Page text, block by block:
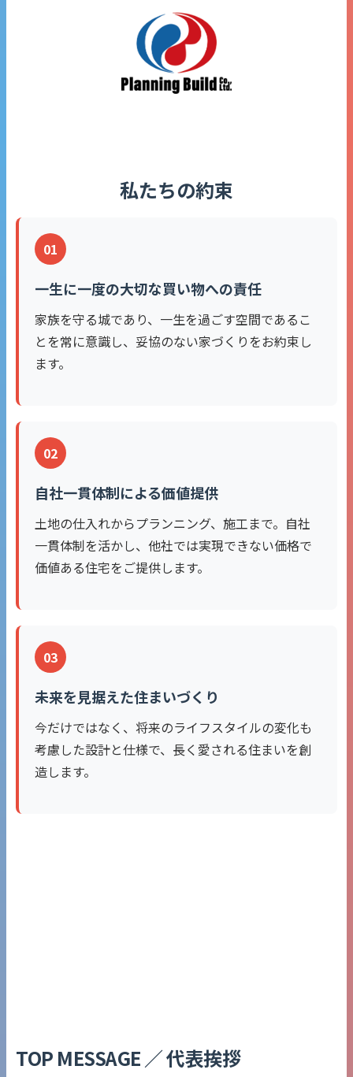
私たちの約束
01
一生に一度の大切な買い物への責任
家族を守る城であり、一生を過ごす空間であるこ
とを常に意識し、妥協のない家づくりをお約束し
ます。
02
自社一貫体制による価値提供
土地の仕入れからプランニング、施工まで。自社
一貫体制を活かし、他社では実現できない価格で
価値ある住宅をご提供します。
03
未来を見据えた住まいづくり
今だけではなく、将来のライフスタイルの変化も
考慮した設計と仕様で、長く愛される住まいを創
造します。
TOP MESSAGE ／ 代表挨拶